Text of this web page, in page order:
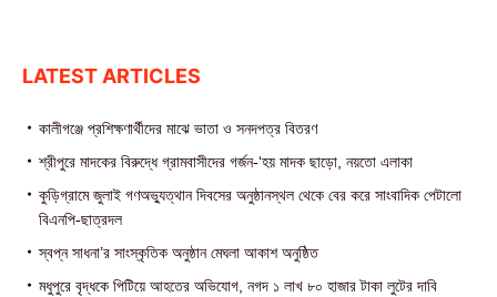
LATEST ARTICLES
কালীগঞ্জে প্রশিক্ষণার্থীদের মাঝে ভাতা ও সনদপত্র বিতরণ
শ্রীপুরে মাদকের বিরুদ্ধে গ্রামবাসীদের গর্জন-‘হয় মাদক ছাড়ো, নয়তো এলাকা
কুড়িগ্রামে জুলাই গণঅভ্যুত্থান দিবসের অনুষ্ঠানস্থল থেকে বের করে সাংবাদিক পেটালো
বিএনপি-ছাত্রদল
স্বপ্ন সাধনা’র সাংস্কৃতিক অনুষ্ঠান মেঘলা আকাশ অনুষ্ঠিত
মধুপুরে বৃদ্ধকে পিটিয়ে আহতের অভিযোগ, নগদ ১ লাখ ৮০ হাজার টাকা লুটের দাবি